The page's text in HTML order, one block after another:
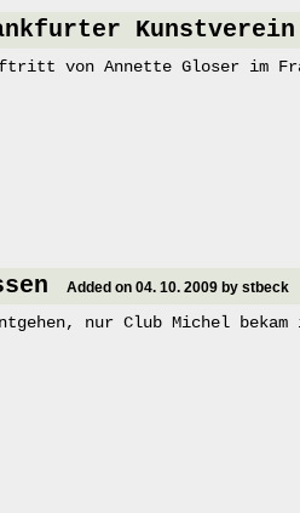
Kunstverein
von Annette Gloser im
Added on 04. 10. 2009 by stbeck
nur Club Michel bekam